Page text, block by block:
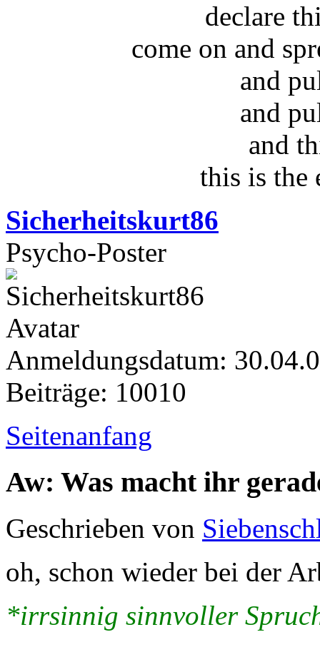
declare
come on and
and
and
and
this is the
Sicherheitskurt86
Psycho-Poster
Anmeldungsdatum:
Beiträge: 10010
Seitenanfang
Aw: Was macht ihr
Geschrieben von
oh, schon wieder bei der
*irrsinnig sinnvoller